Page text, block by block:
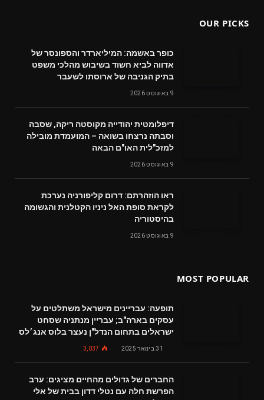
OUR PICKS
כופר באשמה: המיליארדר והספונסר של
אדווה לביא חשוד בשיבוש מהלכי משפט
בתיק הגניבה של ארוסתו לשעבר
9 באוגוסט 2026
דיפלומטית יהודייה מקוסטה ריקה, שסבה
וסבתה נרצחו בשואה – המועמדת מובילה
למזכ"לית האו"ם הבאה
9 באוגוסט 2026
ראו הוזהרתם: דרום קליפורניה נערכת
לקראת סופת האל ניניו הקטלנית והגשומה
בהיסטוריה
9 באוגוסט 2026
MOST POPULAR
תופעה: עבריינים מישראל משתלטים על
עסקים בארה"ב; עבריין מנתניה שסחט
ישראלים בתחום הנדל"ן נעצר בלוס אנג׳לס
31 בינואר 2025 3,037
החברים של גדולים מהחיים מציגים: ערב
הפרשת חלה עם נטלי דדון בבית של אלי